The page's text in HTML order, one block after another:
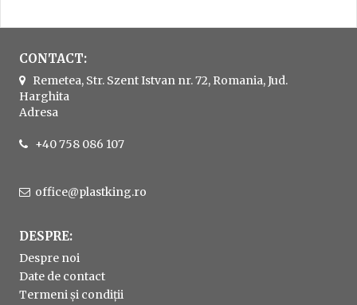
CONTACT:
Remetea, Str. Szent Istvan nr. 72, Romania, Jud.
Harghita
Adresa
+40 758 086 107
office@plastking.ro
DESPRE:
Despre noi
Date de contact
Termeni și condiții